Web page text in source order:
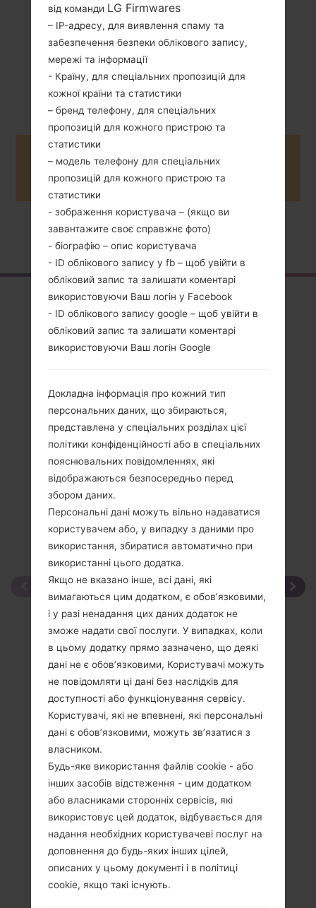
Android 7.x
Nougat
Buy accessories on Amazon
Огляд
LGK520K(LGK520K)
akaLG Stylus 2
Порівняти
Специфікація
LGK520K(LGK520K)
від команди LG Firmwares
– IP-адресу, для виявлення спаму та
забезпечення безпеки облікового запису,
мережі та інформації
- Країну, для спеціальних пропозицій для
кожної країни та статистики
– бренд телефону, для спеціальних
пропозицій для кожного пристрою та
статистики
– модель телефону для спеціальних
пропозицій для кожного пристрою та
статистики
- зображення користувача – (якщо ви
завантажите своє справжнє фото)
- біографію – опис користувача
- ID облікового запису у fb – щоб увійти в
обліковий запис та залишати коментарі
використовуючи Ваш логін у Facebook
- ID облікового запису google – щоб увійти в
обліковий запис та залишати коментарі
використовуючи Ваш логін Google
Докладна інформація про кожний тип
персональних даних, що збираються,
представлена у спеціальних розділах цієї
політики конфіденційності або в спеціальних
пояснювальних повідомленнях, які
відображаються безпосередньо перед
збором даних.
Персональні дані можуть вільно надаватися
користувачем або, у випадку з даними про
використання, збиратися автоматично при
використанні цього додатка.
Якщо не вказано інше, всі дані, які
вимагаються цим додатком, є обов’язковими,
і у разі ненадання цих даних додаток не
зможе надати свої послуги. У випадках, коли
в цьому додатку прямо зазначено, що деякі
дані не є обов’язковими, Користувачі можуть
не повідомляти ці дані без наслідків для
доступності або функціонування сервісу.
Користувачі, які не впевнені, які персональні
дані є обов’язковими, можуть зв’язатися з
власником.
Будь-яке використання файлів cookie - або
інших засобів відстеження - цим додатком
або власниками сторонніх сервісів, які
використовує цей додаток, відбувається для
надання необхідних користувачеві послуг на
доповнення до будь-яких інших цілей,
описаних у цьому документі і в політиці
cookie, якщо такі існують.